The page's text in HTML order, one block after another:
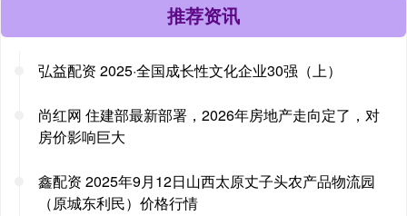
推荐资讯
弘益配资 2025·全国成长性文化企业30强（上）
尚红网 住建部最新部署，2026年房地产走向定了，对
房价影响巨大
鑫配资 2025年9月12日山西太原丈子头农产品物流园
（原城东利民）价格行情